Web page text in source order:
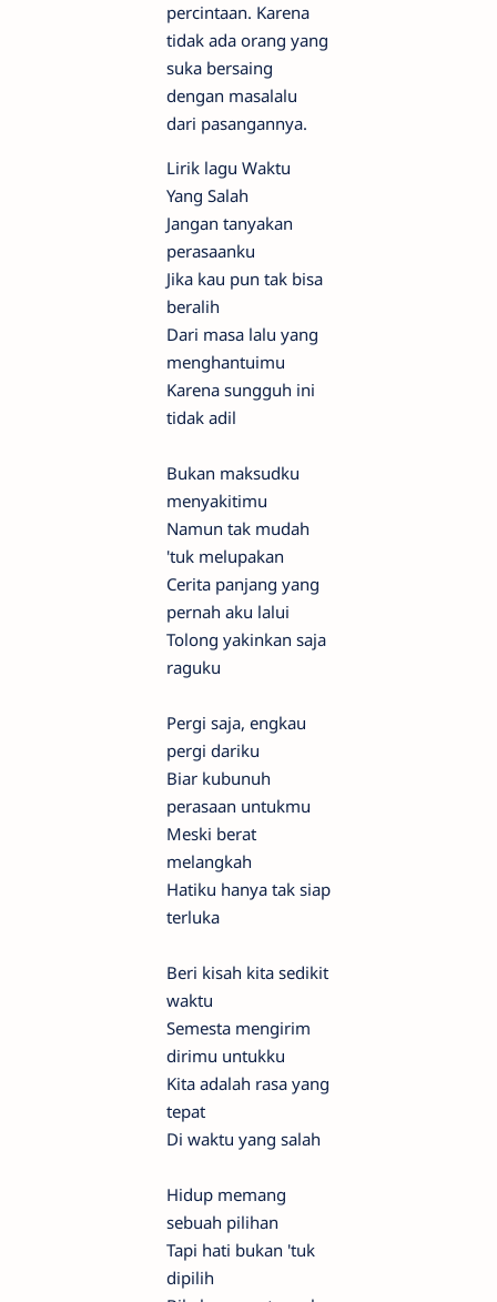
percintaan. Karena
tidak ada orang yang
suka bersaing
dengan masalalu
dari pasangannya.
Lirik lagu Waktu
Yang Salah
Jangan tanyakan
perasaanku
Jika kau pun tak bisa
beralih
Dari masa lalu yang
menghantuimu
Karena sungguh ini
tidak adil
Bukan maksudku
menyakitimu
Namun tak mudah
'tuk melupakan
Cerita panjang yang
pernah aku lalui
Tolong yakinkan saja
raguku
Pergi saja, engkau
pergi dariku
Biar kubunuh
perasaan untukmu
Meski berat
melangkah
Hatiku hanya tak siap
terluka
Beri kisah kita sedikit
waktu
Semesta mengirim
dirimu untukku
Kita adalah rasa yang
tepat
Di waktu yang salah
Hidup memang
sebuah pilihan
Tapi hati bukan 'tuk
dipilih